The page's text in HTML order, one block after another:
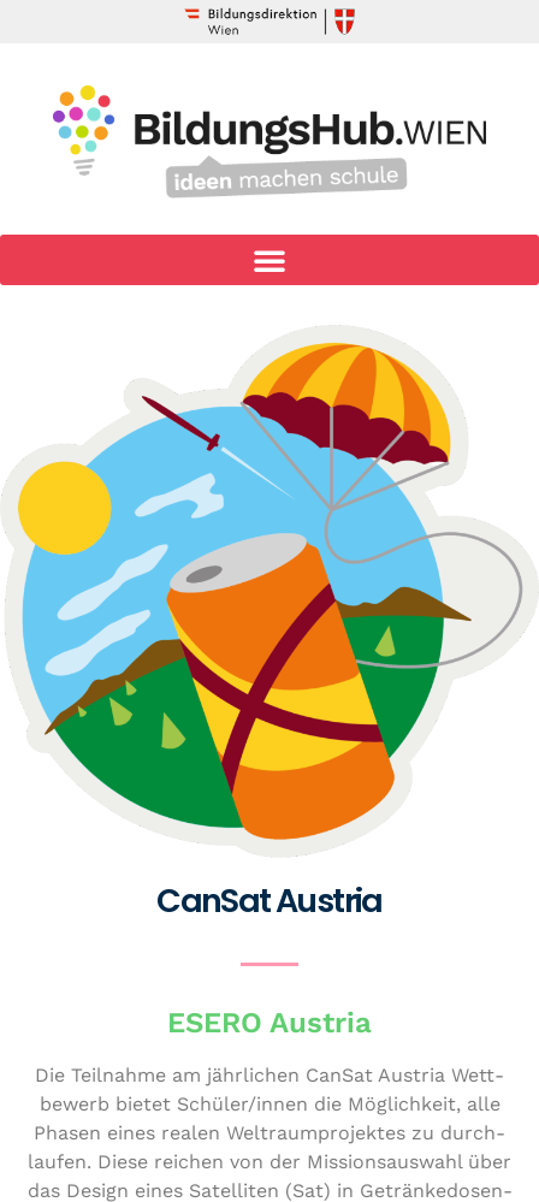
CanSat Austria
ESERO Austria
Die Teilnahme am jähr­li­chen CanSat Austria Wett­
be­werb bietet Schüler/​innen die Mög­lich­keit, alle
Phasen eines realen Welt­raum­pro­jek­tes zu durch­
lau­fen. Diese reichen von der Mis­si­ons­aus­wahl über
das Design eines Satel­li­ten (Sat) in Geträn­ke­do­sen­